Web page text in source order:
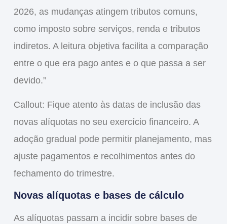
2026, as mudanças atingem tributos comuns,
como imposto sobre serviços, renda e tributos
indiretos. A leitura objetiva facilita a comparação
entre o que era pago antes e o que passa a ser
devido.”
Callout: Fique atento às datas de inclusão das
novas alíquotas no seu exercício financeiro. A
adoção gradual pode permitir planejamento, mas
ajuste pagamentos e recolhimentos antes do
fechamento do trimestre.
Novas alíquotas e bases de cálculo
As alíquotas passam a incidir sobre bases de